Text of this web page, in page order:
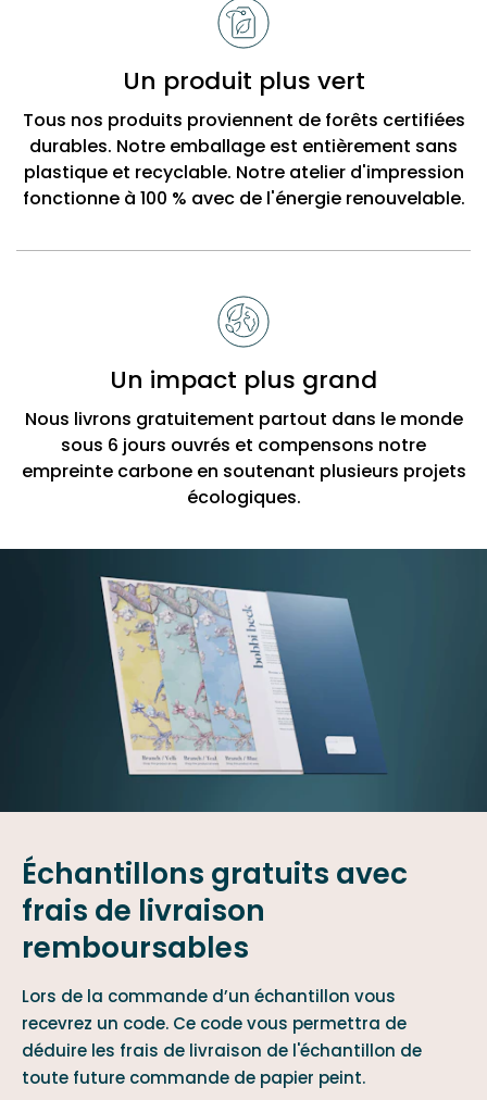
Un produit plus vert
Tous nos produits proviennent de forêts certifiées
durables. Notre emballage est entièrement sans
plastique et recyclable. Notre atelier d'impression
fonctionne à 100 % avec de l'énergie renouvelable.
Un impact plus grand
Nous livrons gratuitement partout dans le monde
sous 6 jours ouvrés et compensons notre
empreinte carbone en soutenant plusieurs projets
écologiques.
Échantillons gratuits avec
frais de livraison
remboursables
Lors de la commande d’un échantillon vous
recevrez un code. Ce code vous permettra de
déduire les frais de livraison de l'échantillon de
toute future commande de papier peint.